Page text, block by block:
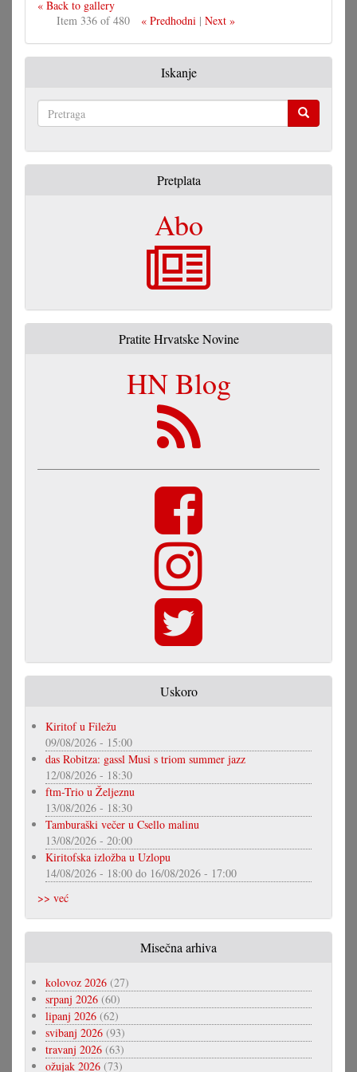
« Back to gallery
Item 336 of 480
« Predhodni| Next »
Iskanje
Pretplata
Abo
Pratite Hrvatske Novine
HN Blog
Uskoro
Kiritof u Filežu
09/08/2026 - 15:00
das Robitza: gassl Musi s triom summer jazz
12/08/2026 - 18:30
ftm-Trio u Željeznu
13/08/2026 - 18:30
Tamburaški večer u Csello malinu
13/08/2026 - 20:00
Kiritofska izložba u Uzlopu
14/08/2026 - 18:00 do 16/08/2026 - 17:00
>> već
Misečna arhiva
kolovoz 2026 (27)
srpanj 2026 (60)
lipanj 2026 (62)
svibanj 2026 (93)
travanj 2026 (63)
ožujak 2026 (73)